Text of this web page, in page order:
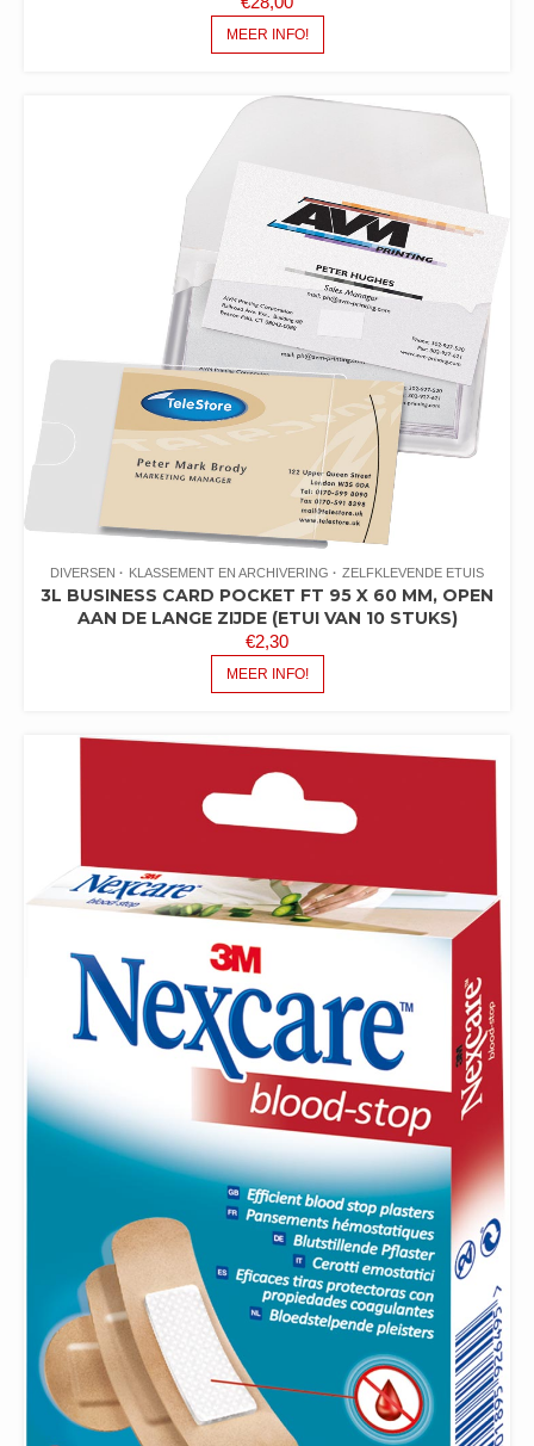
MEER INFO!
DIVERSEN KLASSEMENT EN ARCHIVERING ZELFKLEVENDE ETUIS
3L BUSINESS CARD POCKET FT 95 X 60 MM, OPEN
AAN DE LANGE ZIJDE (ETUI VAN 10 STUKS)
€2,30
MEER INFO!